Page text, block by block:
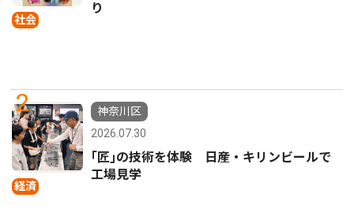
社会
り
2
経済
神奈川区
2026.07.30
｢匠｣の技術を体験 日産・キリンビールで
工場見学